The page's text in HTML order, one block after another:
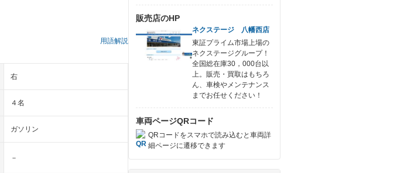
用語解説
右
４名
ガソリン
－
販売店のHP
ネクステージ 八幡西店
東証プライム市場上場の
ネクステージグループ！
全国総在庫30，000台以
上。販売・買取はもちろ
ん、車検やメンテナンス
までお任せください！
車両ページQRコード
QRコードをスマホで読み込むと車両詳
細ページに遷移できます